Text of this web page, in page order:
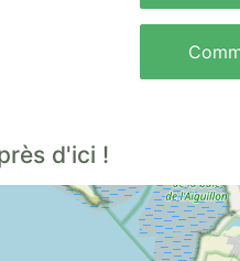
d'ici !